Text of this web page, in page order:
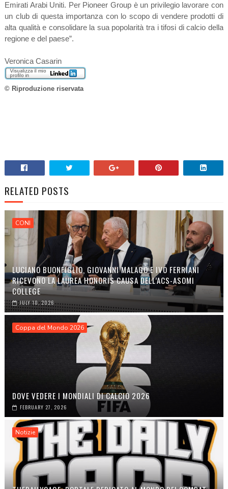
Emirati Arabi Uniti. Per Pioneer Group è un privilegio lavorare con
un club di questa importanza con lo scopo di vendere prodotti di
alta qualità e consolidare la sua popolarità tra i tifosi di calcio della
regione e del paese”.
Veronica Casarin
© Riproduzione riservata
RELATED POSTS
CONI
LUCIANO BUONFIGLIO, GIOVANNI MALAGÒ E IVO FERRIANI
RICEVONO LA LAUREA HONORIS CAUSA DELL’ACS-ASOMI
COLLEGE
JULY 10, 2026
Coppa del Mondo 2026
DOVE VEDERE I MONDIALI DI CALCIO 2026
FEBRUARY 27, 2026
Notizie